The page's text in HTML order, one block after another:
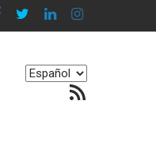
Elegir
Feed RSS